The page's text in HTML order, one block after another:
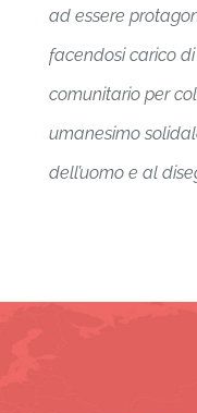
ad essere
facendosi carico
comunitario per
umanesimo
dell’uomo e al